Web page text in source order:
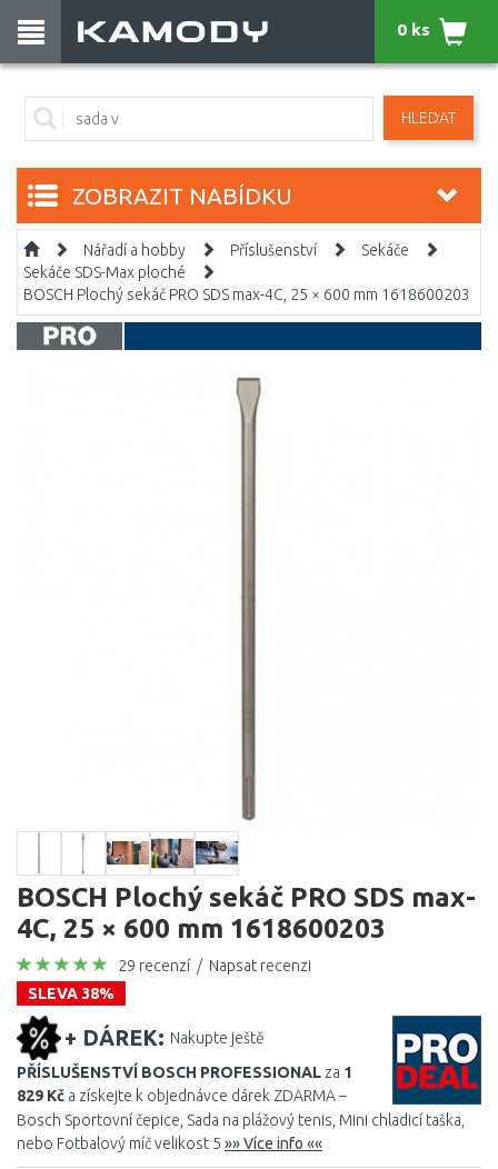
HLEDAT
0 ks
ZOBRAZIT NABÍDKU
Nářadí a hobby Příslušenství
Sekáče
Sekáče SDS-Max ploché
BOSCH Plochý sekáč PRO SDS max-4C, 25 × 600 mm 1618600203
BOSCH Plochý sekáč PRO SDS max-
4C, 25 × 600 mm 1618600203
29 recenzí / Napsat recenzi
SLEVA 38%
+ DÁREK: Nakupte ještě
PŘÍSLUŠENSTVÍ BOSCH PROFESSIONAL za 1
829 Kč a získejte k objednávce dárek ZDARMA –
Bosch Sportovní čepice, Sada na plážový tenis, Mini chladicí taška,
nebo Fotbalový míč velikost 5 »» Více info ««